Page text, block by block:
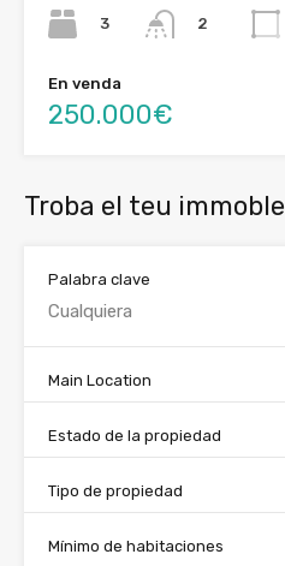
3
2
En venda
250.000€
Troba el teu immoble
Palabra clave
Main Location
Estado de la propiedad
Tipo de propiedad
Mínimo de habitaciones